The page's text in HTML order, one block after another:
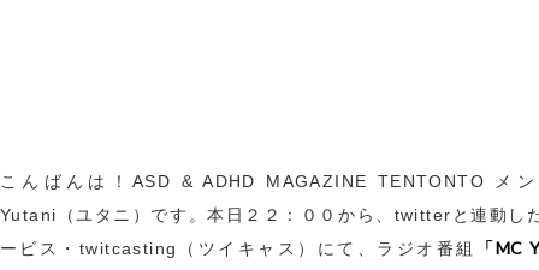
こんばんは！ASD & ADHD MAGAZINE TENTONTO メ
Yutani（ユタニ）です。本日２２：００から、twitterと連動し
ービス・twitcasting（ツイキャス）にて、ラジオ番組
「MC